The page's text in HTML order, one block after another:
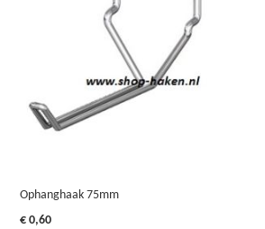
Ophanghaak 75mm
€ 0,60